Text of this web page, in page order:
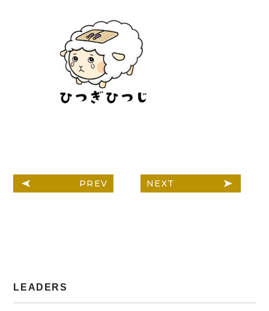
PREV NEXT
LEADERS